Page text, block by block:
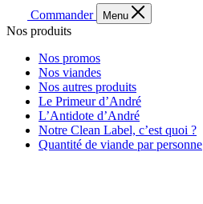
Commander Menu
Nos produits
Nos promos
Nos viandes
Nos autres produits
Le Primeur d’André
L’Antidote d’André
Notre Clean Label, c’est quoi ?
Quantité de viande par personne